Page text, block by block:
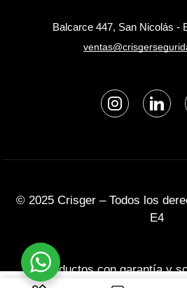
Balcarce 447, San Nicolás -
© 2025 Crisger – Todos los
E4
Productos con garantía y